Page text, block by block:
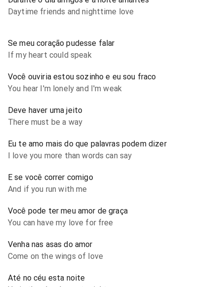
Daytime friends and nighttime love
Se meu coração pudesse falar
If my heart could speak
Você ouviria estou sozinho e eu sou fraco
You hear I'm lonely and I'm weak
Deve haver uma jeito
There must be a way
Eu te amo mais do que palavras podem dizer
I love you more than words can say
E se você correr comigo
And if you run with me
Você pode ter meu amor de graça
You can have my love for free
Venha nas asas do amor
Come on the wings of love
Até no céu esta noite